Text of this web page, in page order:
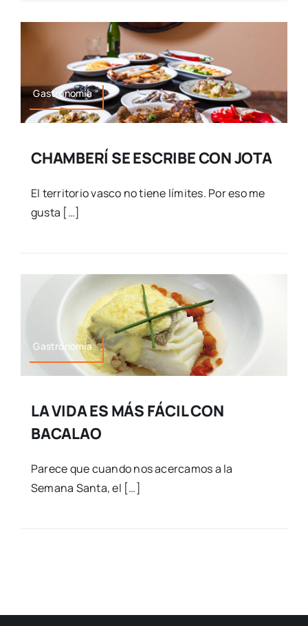
Gastronomía
CHAMBERÍ SE ESCRIBE CON JOTA
El territorio vasco no tiene límites. Por eso me
gusta […]
Gastronomía
LA VIDA ES MÁS FÁCIL CON
BACALAO
Parece que cuando nos acercamos a la
Semana Santa, el […]